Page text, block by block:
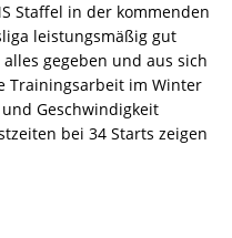
Staffel in der kommenden
leistungsmäßig gut
gegeben und aus sich
Trainingsarbeit im Winter
Geschwindigkeit
bei 34 Starts zeigen